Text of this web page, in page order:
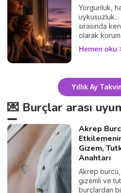
Yorgunluk,
uykusuzluk...
sırasında
olarak
sakin
yolunu
Hemen oku
Yıllık Ay
💌 Burçlar arası
Akrep
Gizem,
Anahtarı
Akrep
gizemli ve
burçlardan